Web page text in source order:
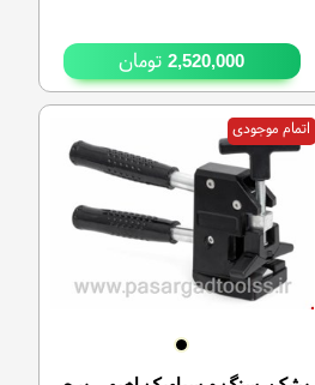
2,520,000تومان
اتمام موجودی